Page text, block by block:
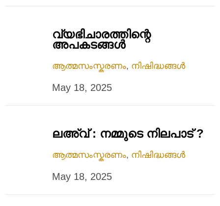
വ്യഭിചാരത്തിന്റെ
അപകടങ്ങൾ
ആത്മസംസ്കരണം, നിഷിദ്ധങ്ങൾ
May 18, 2025
ലഅ്‌വ് : നമ്മുടെ നിലപാട് ?
ആത്മസംസ്കരണം, നിഷിദ്ധങ്ങൾ
May 18, 2025